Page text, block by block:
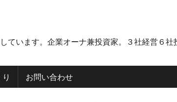
います。企業オーナ兼投資家。３社経営６
お問い合わせ